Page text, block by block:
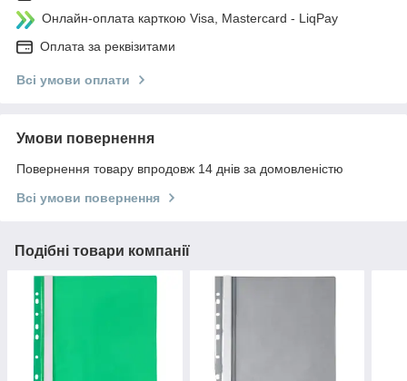
Онлайн-оплата карткою Visa, Mastercard - LiqPay
Оплата за реквізитами
Всі умови оплати
Умови повернення
Повернення товару впродовж 14 днів за домовленістю
Всі умови повернення
Подібні товари компанії